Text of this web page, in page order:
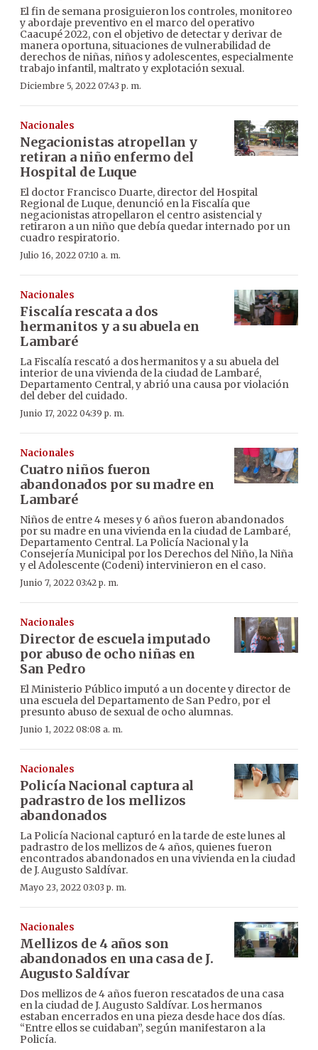
El fin de semana prosiguieron los controles, monitoreo
y abordaje preventivo en el marco del operativo
Caacupé 2022, con el objetivo de detectar y derivar de
manera oportuna, situaciones de vulnerabilidad de
derechos de niñas, niños y adolescentes, especialmente
trabajo infantil, maltrato y explotación sexual.
Diciembre 5, 2022 07:43 p. m.
Nacionales
Negacionistas atropellan y
retiran a niño enfermo del
Hospital de Luque
El doctor Francisco Duarte, director del Hospital
Regional de Luque, denunció en la Fiscalía que
negacionistas atropellaron el centro asistencial y
retiraron a un niño que debía quedar internado por un
cuadro respiratorio.
Julio 16, 2022 07:10 a. m.
Nacionales
Fiscalía rescata a dos
hermanitos y a su abuela en
Lambaré
La Fiscalía rescató a dos hermanitos y a su abuela del
interior de una vivienda de la ciudad de Lambaré,
Departamento Central, y abrió una causa por violación
del deber del cuidado.
Junio 17, 2022 04:39 p. m.
Nacionales
Cuatro niños fueron
abandonados por su madre en
Lambaré
Niños de entre 4 meses y 6 años fueron abandonados
por su madre en una vivienda en la ciudad de Lambaré,
Departamento Central. La Policía Nacional y la
Consejería Municipal por los Derechos del Niño, la Niña
y el Adolescente (Codeni) intervinieron en el caso.
Junio 7, 2022 03:42 p. m.
Nacionales
Director de escuela imputado
por abuso de ocho niñas en
San Pedro
El Ministerio Público imputó a un docente y director de
una escuela del Departamento de San Pedro, por el
presunto abuso de sexual de ocho alumnas.
Junio 1, 2022 08:08 a. m.
Nacionales
Policía Nacional captura al
padrastro de los mellizos
abandonados
La Policía Nacional capturó en la tarde de este lunes al
padrastro de los mellizos de 4 años, quienes fueron
encontrados abandonados en una vivienda en la ciudad
de J. Augusto Saldívar.
Mayo 23, 2022 03:03 p. m.
Nacionales
Mellizos de 4 años son
abandonados en una casa de J.
Augusto Saldívar
Dos mellizos de 4 años fueron rescatados de una casa
en la ciudad de J. Augusto Saldívar. Los hermanos
estaban encerrados en una pieza desde hace dos días.
“Entre ellos se cuidaban”, según manifestaron a la
Policía.